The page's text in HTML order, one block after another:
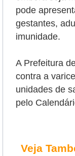
pode
gestantes,
imunidade.
A Prefeitura
contra a
unidades de
pelo
Veja